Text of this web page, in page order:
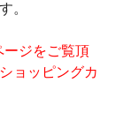
。
ージをご覧頂
ョッピングカ